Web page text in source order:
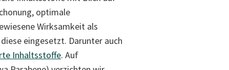
optimale
Wirksamkeit als
eingesetzt. Darunter auch
Inhaltsstoffe. Auf